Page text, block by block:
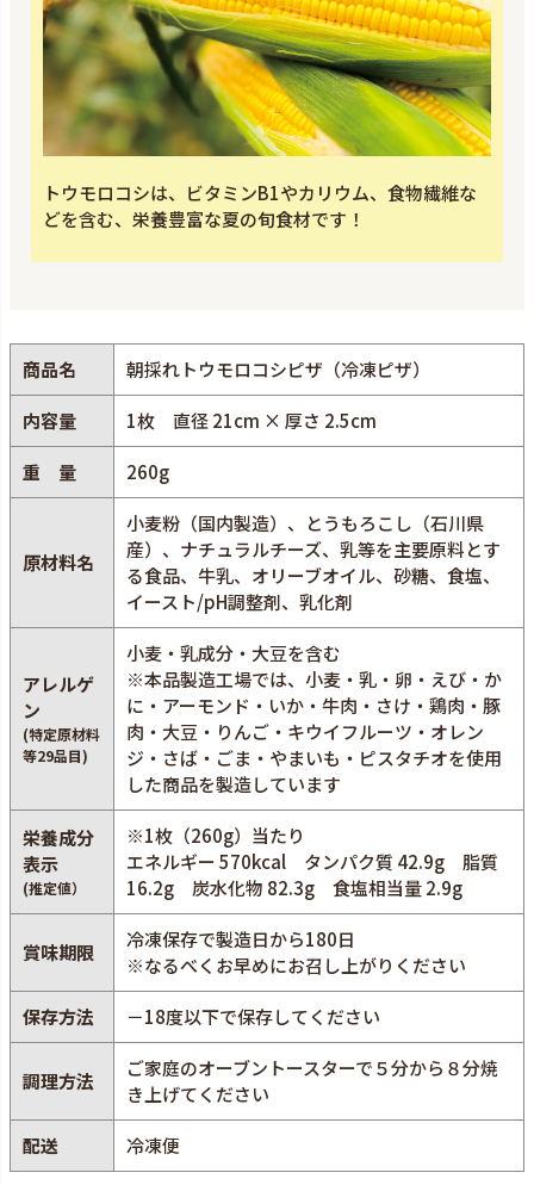
トウモロコシは、ビタミンB1やカリウム、食物繊維な
どを含む、栄養豊富な夏の旬食材です！
商品名 朝採れトウモロコシピザ（冷凍ピザ）
内容量 1枚 直径 21cm × 厚さ 2.5cm
重 量 260g
原材料名
小麦粉（国内製造）、とうもろこし（石川県
産）、ナチュラルチーズ、乳等を主要原料とす
る食品、牛乳、オリーブオイル、砂糖、食塩、
イースト/pH調整剤、乳化剤
アレルゲ
ン
(特定原材料
等29品目)
小麦・乳成分・大豆を含む
※本品製造工場では、小麦・乳・卵・えび・か
に・アーモンド・いか・牛肉・さけ・鶏肉・豚
肉・大豆・りんご・キウイフルーツ・オレン
ジ・さば・ごま・やまいも・ピスタチオを使用
した商品を製造しています
栄養成分
表示
(推定値）
※1枚（260g）当たり
エネルギー 570kcal タンパク質 42.9g 脂質
16.2g 炭水化物 82.3g 食塩相当量 2.9g
賞味期限
冷凍保存で製造日から180日
※なるべくお早めにお召し上がりください
保存方法 －18度以下で保存してください
調理方法
ご家庭のオーブントースターで５分から８分焼
き上げてください
配送 冷凍便